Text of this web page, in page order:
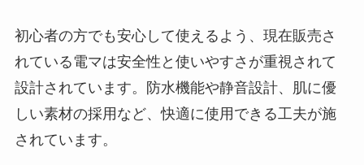
初心者の方でも安心して使えるよう、現在販売さ
れている電マは安全性と使いやすさが重視されて
設計されています。防水機能や静音設計、肌に優
しい素材の採用など、快適に使用できる工夫が施
されています。